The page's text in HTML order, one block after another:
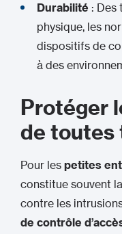
Durabilité : Des
physique, les
dispositifs de
à des
Protéger
de toutes
Pour les petites
constitue souvent
contre les
de contrôle